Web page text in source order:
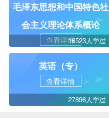
毛泽东思想和中国特色社
会主义理论体系概论
查看详情16523人学过
英语（专）
查看详情
27896人学过